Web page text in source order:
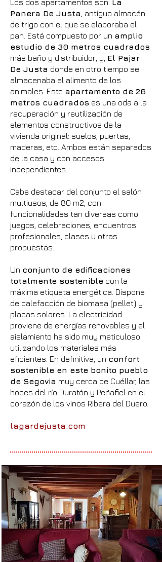
Los dos apartamentos son: La
Panera De Justa , antiguo almacén
de trigo con el que se elaboraba el
pan. Está compuesto por un amplio
estudio de 30 metros cuadrados
más baño y distribuidor; y, El Pajar
De Justa donde en otro tiempo se
almacenaba el alimento de los
animales. Este apartamento de 26
metros cuadrados es una oda a la
recuperación y reutilización de
elementos constructivos de la
vivienda original: suelos, puertas,
maderas, etc. Ambos están separados
de la casa y con accesos
independientes.
Cabe destacar del conjunto el salón
multiusos, de 80 m2, con
funcionalidades tan diversas como
juegos, celebraciones, encuentros
profesionales, clases u otras
propuestas.
Un conjunto de edificaciones
totalmente sostenible con la
máxima etiqueta energética. Dispone
de calefacción de biomasa (pellet) y
placas solares. La electricidad
proviene de energías renovables y el
aislamiento ha sido muy meticuloso
utilizando los materiales más
eficientes. En definitiva, un confort
sostenible en este bonito pueblo
de Segovia muy cerca de Cuéllar, las
hoces del río Duratón y Peñafiel en el
corazón de los vinos Ribera del Duero.
lagardejusta.com